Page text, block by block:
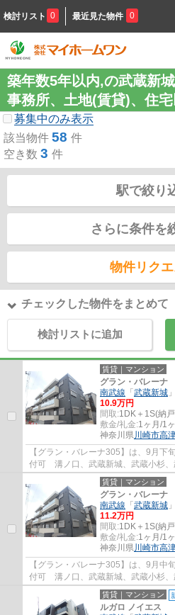
検討リスト 0 最近見た物件 0
築年数5年以内,の武蔵新
事務所、土地(賃貸)、住
募集中のみ表示
該当物件 58 件
空き数 3 件
駅で絞り
さらに条件を
物件リクエ
チェックした物件をまとめて
検討リストに追加
賃貸｜マンション
グラン・バレーナ
南武線 「 武蔵新城
10.9万円
間取:1DK＋1S(納
敷金/礼金:1ヶ月/1
神奈川県川崎市高
【グラン・バレーナ305】は、9月
付可 溝ノ口、武蔵新城、武蔵小杉、
ております
賃貸｜マンション
グラン・バレーナ
南武線 「 武蔵新城
11.2万円
間取:1DK＋1S(納
敷金/礼金:1ヶ月/1
神奈川県川崎市高
【グラン・バレーナ305】は、9月
付可 溝ノ口、武蔵新城、武蔵小杉、
ております
賃貸｜マンション
ルガロ ノイエス